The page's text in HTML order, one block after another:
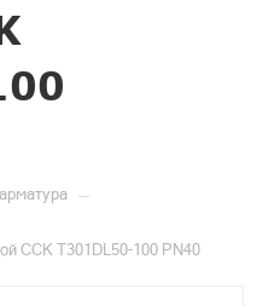
—
CCK T301DL50-100 PN40